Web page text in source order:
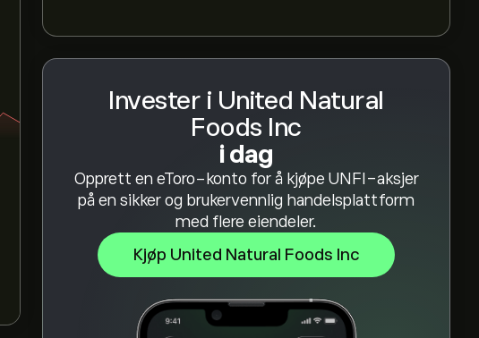
Invester i United Natural
Foods Inc
i dag
Opprett en eToro-konto for å kjøpe UNFI-aksjer
på en sikker og brukervennlig handelsplattform
med flere eiendeler.
Kjøp United Natural Foods Inc